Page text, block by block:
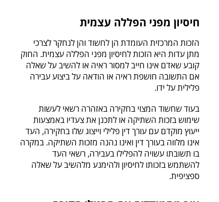
חיסיון מפני הפללה עצמית
הזכות המרכזית העומדת הן לחשוד והן לנחקר לצרכי
מתן עדות היא הזכות לחיסיון מפני הפללה עצמית. החוק
קובע שאדם אינו חייב למסור ראיה או להשיב על שאלה
אם התשובה חושפת ראיה או הודאה על ביצוע עבירה
פלילית על ידו.
בעוד שחשוד המצוי בחקירה באזהרה רשאי לעשות
שימוש בזכות השתיקה או לתכנן את צעדיו באמצעות
ייעוץ מוקדם עם עורך דין פלילי וייצוג שלו בחקירה, העד
אינו מלווה בעורך דין ואינו נהנה מזכות השתיקה. במקרה
בו תשובתו עשויה להפלילו בעבירה, רשאי העד
להשתמש בזכותו לחיסיון ולהימנע מלהשיב על שאלה
ספציפית.